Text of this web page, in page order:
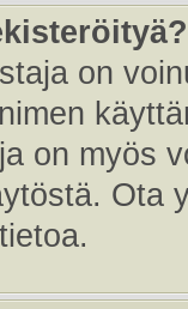
on
on myös
Ota